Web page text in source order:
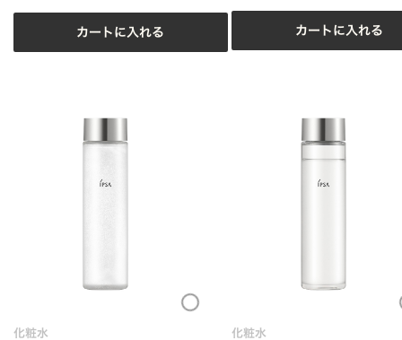
カートに入れる カートに入れる
Loading...
化粧水 化粧水